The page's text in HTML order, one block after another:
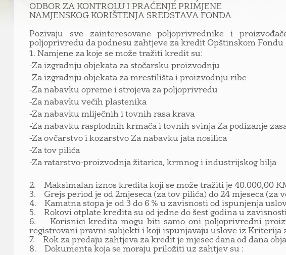
ODBOR ZA KONTROLU I PRAĆENJE PRIMJENE
NAMJENSKOG KORIŠTENJA SREDSTAVA FONDA
Pozivaju sve zainteresovane poljoprivrednike i
poljoprivredu da podnesu zahtjeve za kredit Opštinskom Fondu
1. Namjene za koje se može tražiti kredit su:
-Za izgradnju objekata za stočarsku proizvodnju
-Za izgradnju objekata za mrestilišta i proizvodnju ribe
-Za nabavku opreme i strojeva za poljoprivredu
-Za nabavku većih plastenika
-Za nabavku mliječnih i tovnih rasa krava
-Za nabavku rasplodnih krmača i tovnih svinja Za podizanje
-Za ovčarstvo i kozarstvo Za nabavku jata nosilica
-Za tov pilića
-Za ratarstvo-proizvodnja žitarica, krmnog i industrijskog bilja
2. Maksimalan iznos kredita koji se može tražiti je 40.000,00
3. Grejs period je od 2mjeseca (za tov pilića) do 24 mjeseca (za
4. Kamatna stopa je od 3 do 6 % u zavisnosti od ispunjenja
5. Rokovi otplate kredita su od jedne do šest godina u
6. Korisnici kredita mogu biti samo oni poljoprivredni
registrovani pravni subjekti i koji ispunjavaju uslove iz Kriterija
7. Rok za predaju zahtjeva za kredit je mjesec dana od dana
8. Dokumenta koja se moraju priložiti uz zahtjev su :